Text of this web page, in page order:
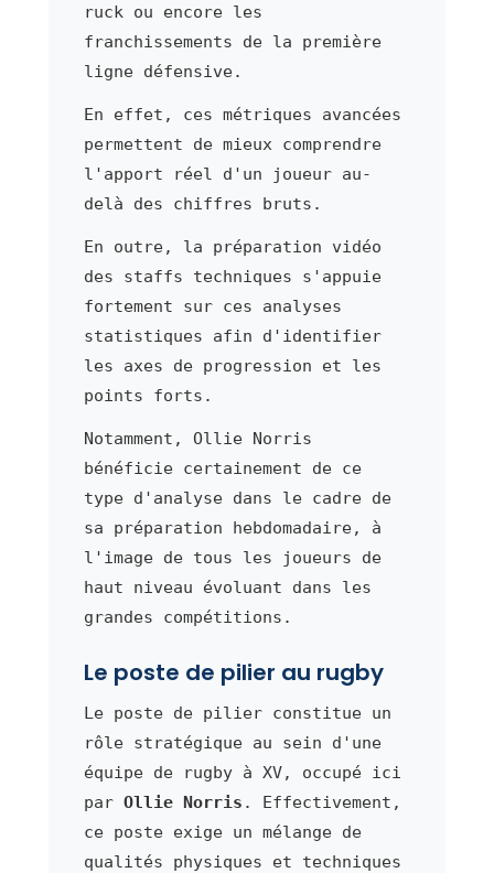
ruck ou encore les
franchissements de la première
ligne défensive.
En effet, ces métriques avancées
permettent de mieux comprendre
l'apport réel d'un joueur au-
delà des chiffres bruts.
En outre, la préparation vidéo
des staffs techniques s'appuie
fortement sur ces analyses
statistiques afin d'identifier
les axes de progression et les
points forts.
Notamment, Ollie Norris
bénéficie certainement de ce
type d'analyse dans le cadre de
sa préparation hebdomadaire, à
l'image de tous les joueurs de
haut niveau évoluant dans les
grandes compétitions.
Le poste de pilier au rugby
Le poste de pilier constitue un
rôle stratégique au sein d'une
équipe de rugby à XV, occupé ici
par Ollie Norris . Effectivement,
ce poste exige un mélange de
qualités physiques et techniques